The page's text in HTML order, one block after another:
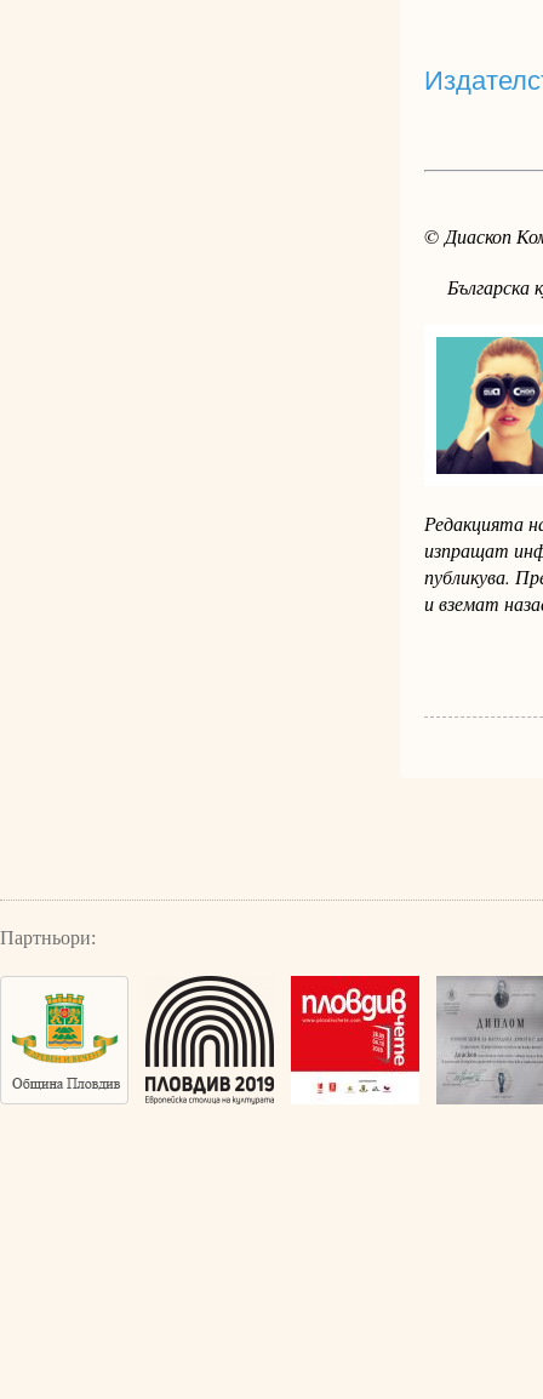
© Диаскоп
Българска
Редакцията
изпращат
публикува.
и вземат
Партньори: